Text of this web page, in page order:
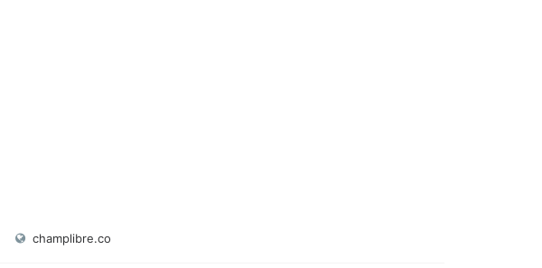
champlibre.co